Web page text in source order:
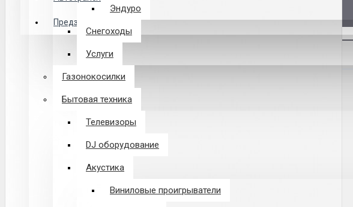
Предзаказ из Китая
В корзине пусто!
Эндуро
Снегоходы
Услуги
Газонокосилки
Бытовая техника
Телевизоры
DJ оборудование
Акустика
Виниловые проигрыватели